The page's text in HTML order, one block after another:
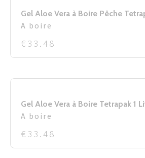
Gel Aloe Vera à Boire Pêche
A boire
€ 33.48
Gel Aloe Vera à Boire Tetrapak 1
A boire
€ 33.48